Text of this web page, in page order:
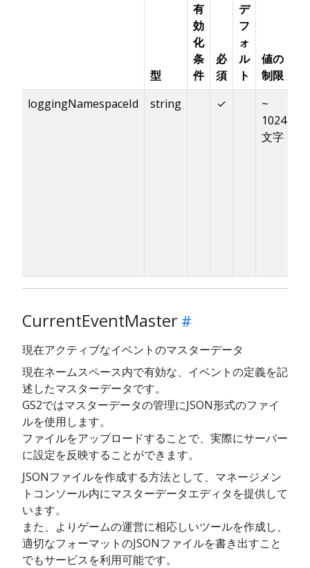
型
有
効
化
条
件
必
須
デ
フ
ォ
ル
ト
値の
制限
loggingNamespaceId
string ✓
~
1024
文字
CurrentEventMaster
現在アクティブなイベントのマスターデータ
現在ネームスペース内で有効な、イベントの定義を記
述したマスターデータです。
GS2ではマスターデータの管理にJSON形式のファイ
ルを使用します。
ファイルをアップロードすることで、実際にサーバー
に設定を反映することができます。
JSONファイルを作成する方法として、マネージメン
トコンソール内にマスターデータエディタを提供して
います。
また、よりゲームの運営に相応しいツールを作成し、
適切なフォーマットのJSONファイルを書き出すこと
でもサービスを利用可能です。